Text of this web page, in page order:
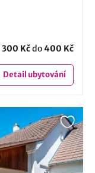
300 Kčdo400 Kč
Detailubytování